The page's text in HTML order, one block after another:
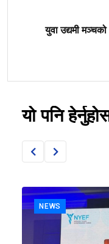
युवा उद्यमी
यो पनि
NEWS